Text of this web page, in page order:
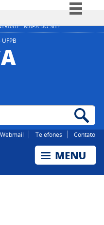
MAPA DO SITE
Simplifique!
UFPB
Webmail Telefones Contato